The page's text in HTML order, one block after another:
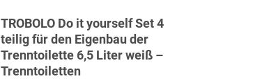
TROBOLO Do it yourself Set 4
teilig für den Eigenbau der
Trenntoilette 6,5 Liter weiß –
Trenntoiletten